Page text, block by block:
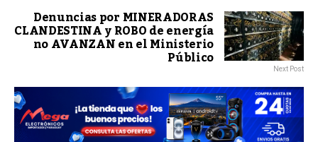
Denuncias por MINERADORAS
CLANDESTINA y ROBO de energía
no AVANZAN en el Ministerio
Público Next Post